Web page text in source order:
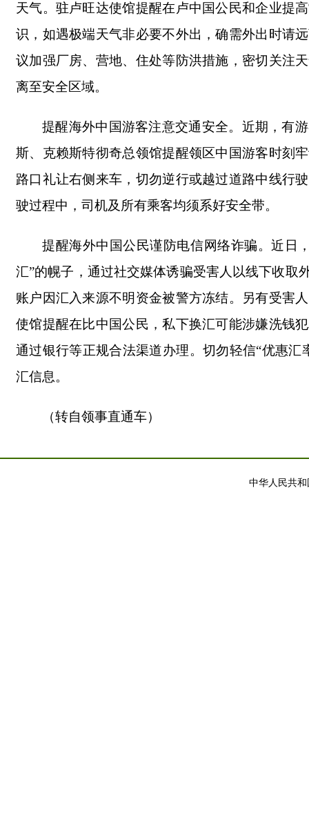
天气。驻卢旺达使馆提醒在卢中国公民和企业提
识，如遇极端天气非必要不外出，确需外出时请
议加强厂房、营地、住处等防洪措施，密切关注
离至安全区域。
提醒海外中国游客注意交通安全。近期，有
斯、克赖斯特彻奇总领馆提醒领区中国游客时刻
路口礼让右侧来车，切勿逆行或越过道路中线行
驶过程中，司机及所有乘客均须系好安全带。
提醒海外中国公民谨防电信网络诈骗。近日
汇”的幌子，通过社交媒体诱骗受害人以线下收取
账户因汇入来源不明资金被警方冻结。另有受害
使馆提醒在比中国公民，私下换汇可能涉嫌洗钱
通过银行等正规合法渠道办理。切勿轻信“优惠
汇信息。
（转自领事直通车）
中华人民共